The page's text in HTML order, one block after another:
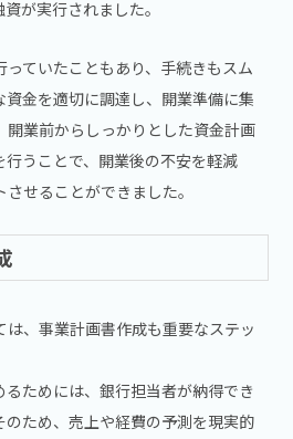
が実行されました。
ていたこともあり、手続きもスム
金を適切に調達し、開業準備に集
開業前からしっかりとした資金計画
うことで、開業後の不安を軽減
せることができました。
、事業計画書作成も重要なステッ
ためには、銀行担当者が納得でき
ため、売上や経費の予測を現実的